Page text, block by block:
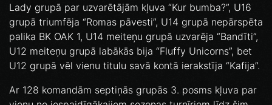
Lady grupā par uzvarētājām kļuva “Kur bumba?”, U16
grupā triumfēja “Romas pāvesti”, U14 grupā nepārspēta
palika BK OAK 1, U14 meiteņu grupā uzvarēja “Bandīti”,
U12 meiteņu grupā labākās bija “Fluffy Unicorns”, bet
U12 grupā vēl vienu titulu savā kontā ierakstīja “Kafija”.
Ar 128 komandām septiņās grupās 3. posms kļuva par